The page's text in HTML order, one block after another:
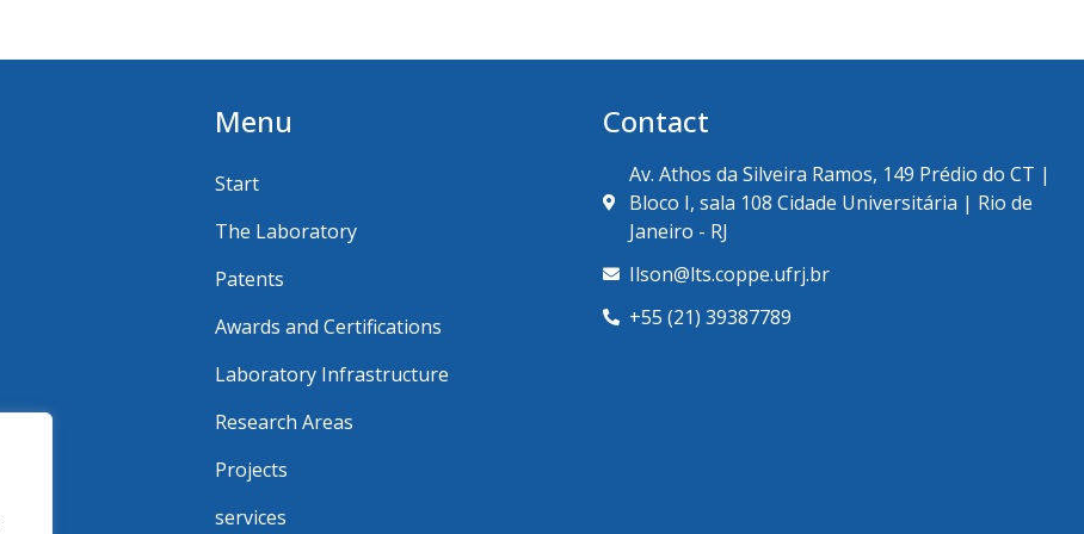
Menu
Start
The Laboratory
Patents
Awards and Certifications
Laboratory Infrastructure
Research Areas
Projects
services
Contact
Av. Athos da Silveira Ramos, 149 Prédio do CT |
Bloco I, sala 108 Cidade Universitária | Rio de
Janeiro - RJ
Ilson@lts.coppe.ufrj.br
+55 (21) 39387789